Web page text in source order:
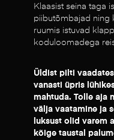
Klaasist seina taga
piibutõmbajad ning
ruumis istuvad
koduloomadega
Üldist pilti
vanasti üpris
mahtuda. Tolle aja
välja vaatamine ja
luksust olid varem
kõige taustal